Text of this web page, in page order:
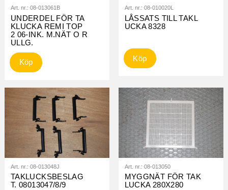
Art. nr.: 08-013061B
UNDERDEL FÖR TA
KLUCKA REMI TOP
2 06-INK. M.NÄT O R
ULLG.
Köp
Art. nr.: 08-010020L
LÅSSATS TILL TAKL
UCKA 8328
Köp
Art. nr.: 08-013048J
TAKLUCKSBESLAG
T. 08013047/8/9
Art. nr.: 08-013050
MYGGNÄT FÖR TAK
LUCKA 280X280